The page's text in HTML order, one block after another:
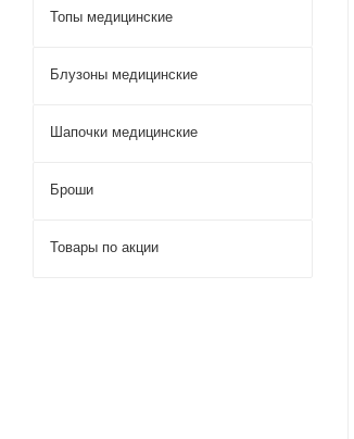
Топы медицинские
Блузоны медицинские
Шапочки медицинские
Броши
Товары по акции